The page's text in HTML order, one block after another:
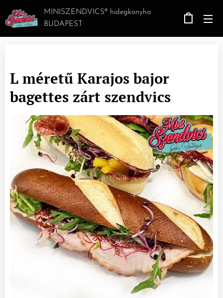
MINISZENDVICS® hidegkonyha
BUDAPEST
L méretű Karajos bajor
bagettes zárt szendvics